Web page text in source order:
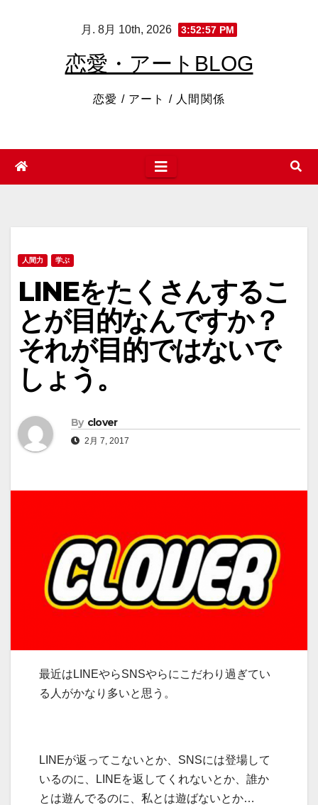
月. 8月 10th, 2026 3:52:58 PM
恋愛・アートBLOG
恋愛 / アート / 人間関係
人間力 学ぶ
LINEをたくさんするこ
とが目的なんですか？
それが目的ではないで
しょう。
By clover
2月 7, 2017
最近はLINEやらSNSやらにこだわり過ぎてい
る人がかなり多いと思う。
LINEが返ってこないとか、SNSには登場して
いるのに、LINEを返してくれないとか、誰か
とは遊んでるのに、私とは遊ばないとか…